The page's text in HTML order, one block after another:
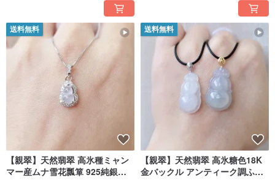
送料無料
【親翠】天然翡翠 高氷種ミャン
マー産ムナ雪花瓢箪 925純銀ジ
送料無料
【親翠】天然翡翠 高氷糖色18K
金バックル アンティーク調ふっ